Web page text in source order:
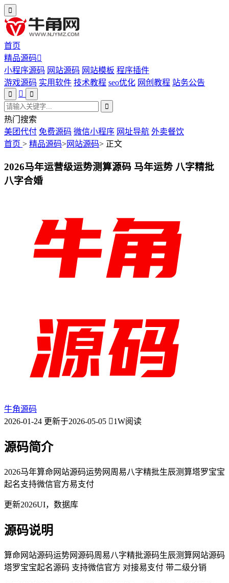
首页
精品源码
小程序源码 网站源码 网站模板 程序插件
游戏源码 实用软件 技术教程 seo优化 网创教程 站务公告
热门搜索
美团代付 免费源码 微信小程序 网址导航 外卖餐饮
首页 > 精品源码>网站源码> 正文
2026马年运营级运势测算源码 马年运势 八字精批
八字合婚
牛角源码
2026-01-24 更新于2026-05-05 1W阅读
源码简介
2026马年算命网站源码运势网周易八字精批生辰测算塔罗宝宝
起名支持微信官方易支付
更新2026UI，数据库
源码说明
算命网站源码运势网源码周易八字精批源码生辰测算网站源码
塔罗宝宝起名源码 支持微信官方 对接易支付 带二级分销